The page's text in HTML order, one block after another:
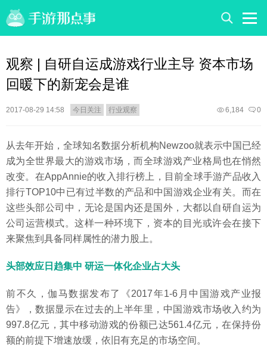
观察 | 自研自运成游戏行业主导 资本市场
回暖下的新宠会是谁
2017-08-29 14:58 今日关注 行业观察 0
6,184
从去年开始，全球知名数据分析机构Newzoo就表示中国已经
成为全世界最大的游戏市场，而全球游戏产业格局也在悄然
改变。在AppAnnie的收入排行榜上，目前全球手游产品收入
排行TOP10中已有过半数的产品和中国游戏企业有关。而在
这些头部公司中，无论是国内还是国外，大都以自研自运为
公司运营模式。这样一种环境下，资本的目光或许会在接下
来聚焦到具备同样属性的潜力股上。
头部效应日趋集中 研运一体化企业占大头
前不久，伽马数据发布了《2017年1-6月中国游戏产业报
告》，数据显示在过去的上半年里，中国游戏市场收入约为
997.8亿元，其中移动游戏的份额已达561.4亿元，在保持份
额的前提下增速放缓，依旧有充足的市场空间。